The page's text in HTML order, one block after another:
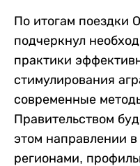
По итогам поездки
подчеркнул
практики
стимулирования
современные
Правительством
этом направлении
регионами,